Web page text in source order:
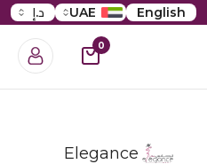
English
UAE د.إ
0
Elegance